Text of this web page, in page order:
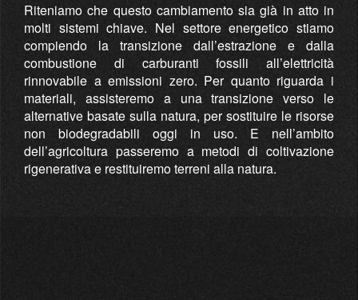
Riteniamo che questo cambiamento sia già in atto in
molti sistemi chiave. Nel settore energetico stiamo
compiendo la transizione dall’estrazione e dalla
combustione di carburanti fossili all’elettricità
rinnovabile a emissioni zero. Per quanto riguarda i
materiali, assisteremo a una transizione verso le
alternative basate sulla natura, per sostituire le risorse
non biodegradabili oggi in uso. E nell’ambito
dell’agricoltura passeremo a metodi di coltivazione
rigenerativa e restituiremo terreni alla natura.